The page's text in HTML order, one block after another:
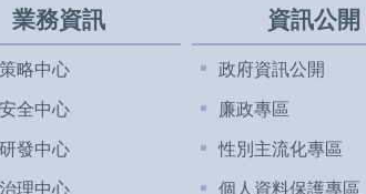
業務資訊
略中心
全中心
發中心
理中心
資訊公開
政府資訊公開
廉政專區
性別主流化專區
個人資料保護專區